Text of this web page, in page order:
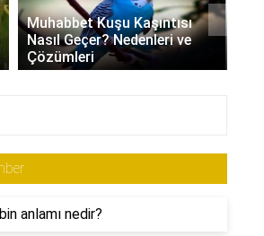
Muhabbet Kuşu Kaşıntısı
Nasıl Geçer? Nedenleri ve
Çözümleri
›
anlamı nedir?